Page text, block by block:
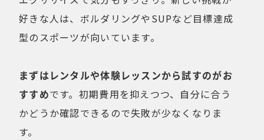
好きな人は、ボルダリングやSUPなど目標達成
型のスポーツが向いています。
まずはレンタルや体験レッスンから試すのがお
すすめです。初期費用を抑えつつ、自分に合う
かどうか確認できるので失敗が少なくなりま
す。